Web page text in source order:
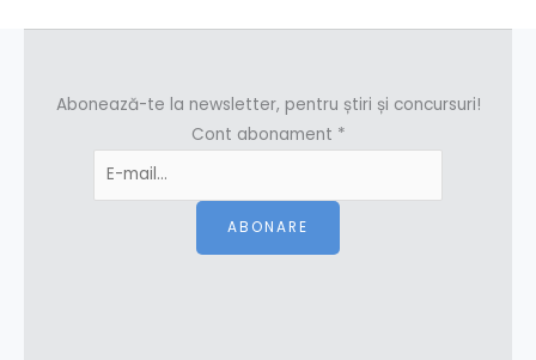
Abonează-te la newsletter, pentru știri și concursuri!
Cont abonament *
ABONARE